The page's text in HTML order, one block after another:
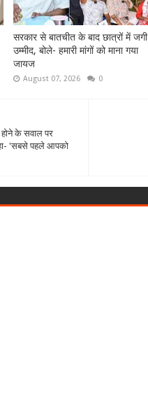
सरकार से बातचीत के बाद छात्रों में जगी
उम्मीद, बोले- हमारी मांगों को माना गया
जायज
August 07, 2026 0
के सवाल पर
'सबसे पहले आपको